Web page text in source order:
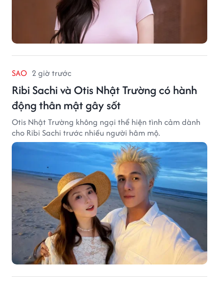
SAO 2 giờ trước
Ribi Sachi và Otis Nhật Trường có hành
động thân mật gây sốt
Otis Nhật Trường không ngại thể hiện tình cảm dành
cho Ribi Sachi trước nhiều người hâm mộ.